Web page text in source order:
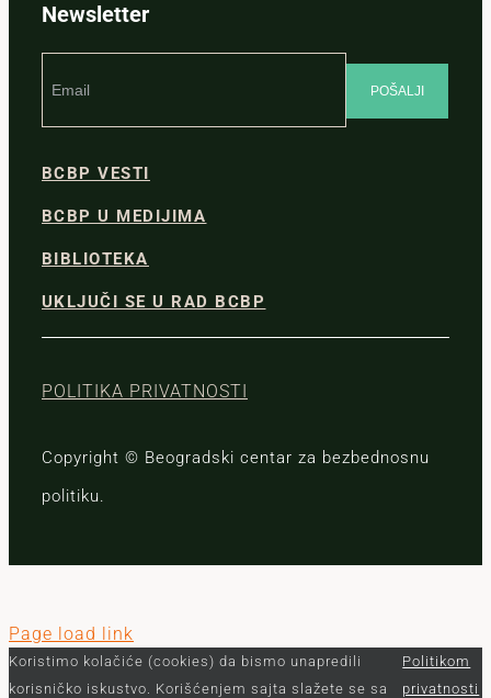
Newsletter
BCBP VESTI
BCBP U MEDIJIMA
BIBLIOTEKA
UKLJUČI SE U RAD BCBP
POLITIKA PRIVATNOSTI
Copyright © Beogradski centar za bezbednosnu
politiku.
Page load link
Koristimo kolačiće (cookies) da bismo unapredili
korisničko iskustvo. Korišćenjem sajta slažete se sa
Politikom
privatnosti